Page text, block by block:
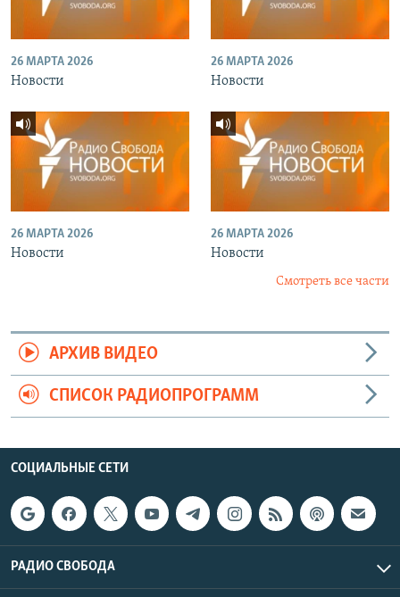
26 МАРТА 2026
Новости
26 МАРТА 2026
Новости
26 МАРТА 2026
Новости
26 МАРТА 2026
Новости
Смотреть все части
АРХИВ ВИДЕО
СПИСОК РАДИОПРОГРАММ
СОЦИАЛЬНЫЕ СЕТИ
РАДИО СВОБОДА